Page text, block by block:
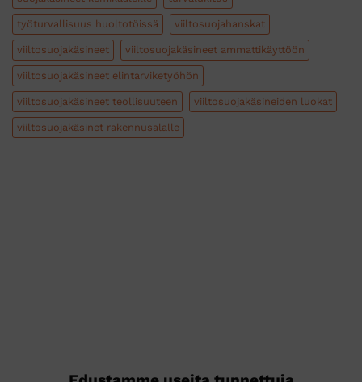
työturvallisuus huoltotöissä viiltosuojahanskat
viiltosuojakäsineet viiltosuojakäsineet ammattikäyttöön
viiltosuojakäsineet elintarviketyöhön
viiltosuojakäsineet teollisuuteen viiltosuojakäsineiden luokat
viiltosuojakäsinet rakennusalalle